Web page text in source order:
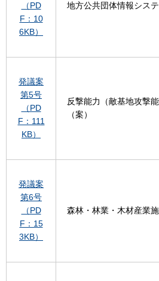
（PD
F：10
6KB）
地方公共団体情報シス
発議案
第5号
（PD
F：111
KB）
反撃能力（敵基地攻撃
（案）
発議案
第6号
（PD
F：15
3KB）
森林・林業・木材産業